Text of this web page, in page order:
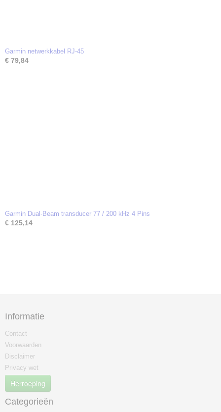
Garmin netwerkkabel RJ-45
€ 79,84
Garmin Dual-Beam transducer 77 / 200 kHz 4 Pins
€ 125,14
Informatie
Contact
Voorwaarden
Disclaimer
Privacy wet
Herroeping
Categorieën